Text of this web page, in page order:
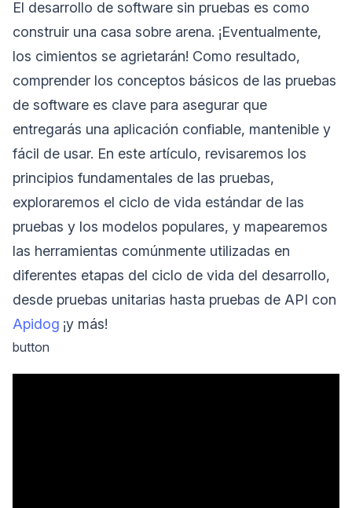
El desarrollo de software sin pruebas es como
construir una casa sobre arena. ¡Eventualmente,
los cimientos se agrietarán! Como resultado,
comprender los conceptos básicos de las pruebas
de software es clave para asegurar que
entregarás una aplicación confiable, mantenible y
fácil de usar. En este artículo, revisaremos los
principios fundamentales de las pruebas,
exploraremos el ciclo de vida estándar de las
pruebas y los modelos populares, y mapearemos
las herramientas comúnmente utilizadas en
diferentes etapas del ciclo de vida del desarrollo,
desde pruebas unitarias hasta pruebas de API con
Apidog ¡y más!
button